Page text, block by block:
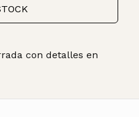
con detalles en